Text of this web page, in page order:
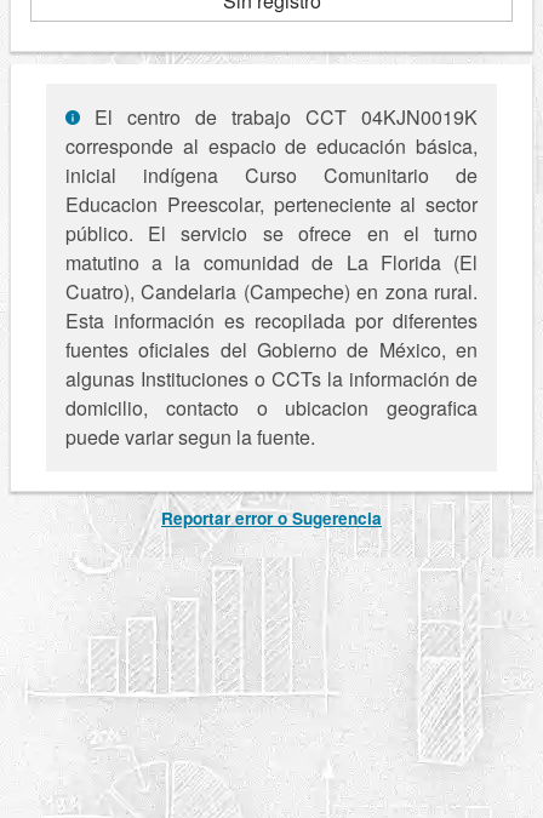
El centro de trabajo CCT 04KJN0019K
corresponde al espacio de educación básica,
inicial indígena Curso Comunitario de
Educacion Preescolar, perteneciente al sector
público. El servicio se ofrece en el turno
matutino a la comunidad de La Florida (El
Cuatro), Candelaria (Campeche) en zona rural.
Esta información es recopilada por diferentes
fuentes oficiales del Gobierno de México, en
algunas Instituciones o CCTs la información de
domicilio, contacto o ubicacion geografica
puede variar segun la fuente.
Reportar error o Sugerencia